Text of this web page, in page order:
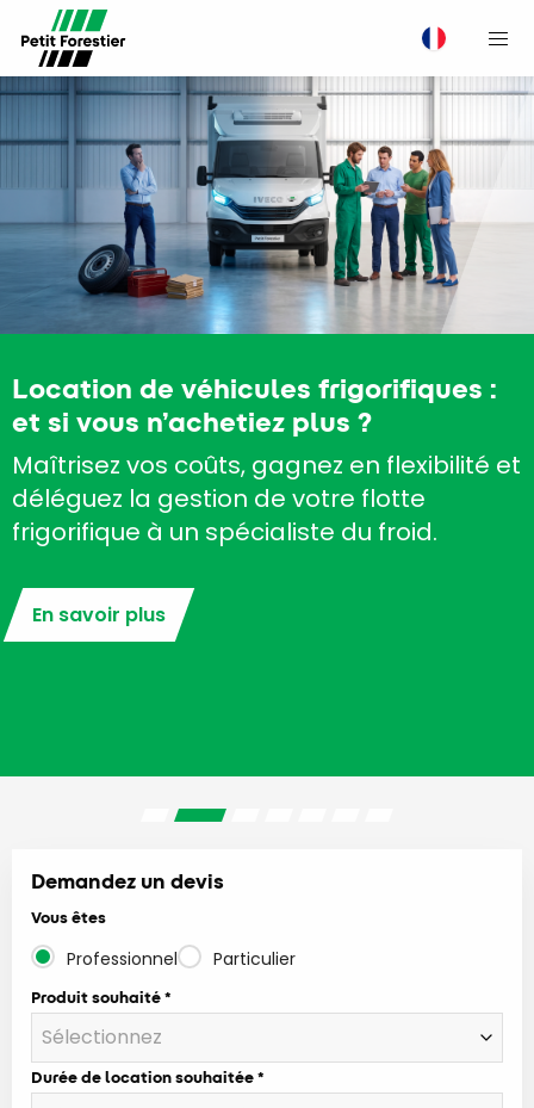
Location de véhicules frigorifiques :
et si vous n’achetiez plus ?
Maîtrisez vos coûts, gagnez en flexibilité et
déléguez la gestion de votre flotte
frigorifique à un spécialiste du froid.
En savoir plus
Demandez un devis
Vous êtes
Professionnel Particulier
Produit souhaité
Durée de location souhaitée